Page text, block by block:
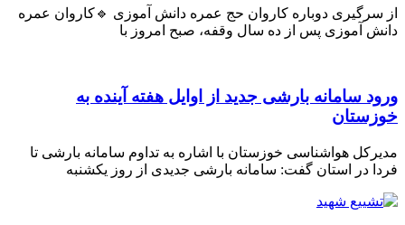
سرگیری دوباره کاروان حج عمره دانش آموزی 🔹کاروان عمره
آموزی پس از ده سال وقفه، صبح امروز با
سامانه بارشی جدید از اوایل هفته آینده به
هواشناسی خوزستان با اشاره به تداوم سامانه بارشی تا
در استان گفت: سامانه بارشی جدیدی از روز یکشنبه